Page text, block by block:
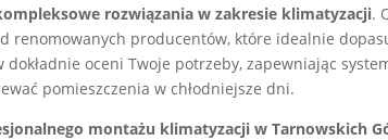
rozwiązania w zakresie klimatyzacji.
renomowanych producentów, które idealnie
dokładnie oceni Twoje potrzeby, zapewniając
pomieszczenia w chłodniejsze dni.
montażu klimatyzacji w Tarnowskich